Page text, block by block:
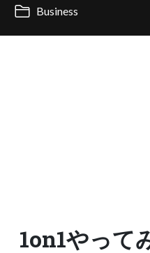
Business
1on1やって